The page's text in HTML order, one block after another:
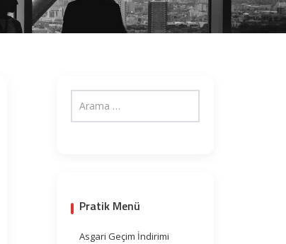
Pratik Menü
Asgari Geçim İndirimi